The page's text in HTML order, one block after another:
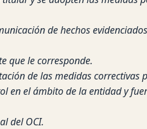
de hechos
que le corresponde.
de las medidas
en el ámbito de la entidad y
del OCI.